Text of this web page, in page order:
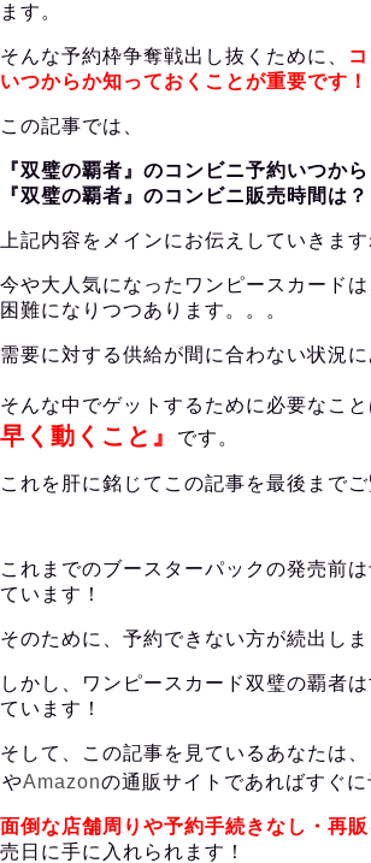
ます。
そんな予約枠争奪戦出し抜くために、
いつからか知っておくことが重要です！
この記事では、
『双璧の覇者』のコンビニ予約いつから
『双璧の覇者』のコンビニ販売時間は？
上記内容をメインにお伝えしていきます
今や大人気になったワンピースカード
困難になりつつあります。。。
需要に対する供給が間に合わない状況に
そんな中でゲットするために必要なこと
早く動くこと』
です。
これを肝に銘じてこの記事を最後までご
これまでのブースターパックの発売前
ています！
そのために、予約できない方が続出しま
しかし、ワンピースカード双璧の覇者
ています！
そして、この記事を見ているあなたは、
やAmazonの通販サイトであればすぐに
面倒な店舗周りや予約手続きなし・再販
売日に手に入れられます！